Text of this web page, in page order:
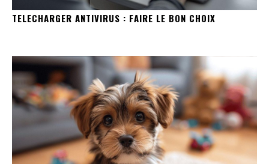
TELECHARGER ANTIVIRUS : FAIRE LE BON CHOIX